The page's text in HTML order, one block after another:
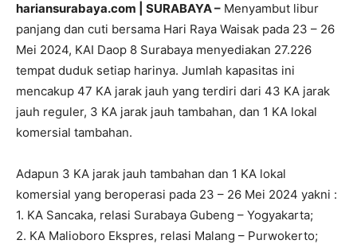
hariansurabaya.com | SURABAYA – Menyambut libur
panjang dan cuti bersama Hari Raya Waisak pada 23 – 26
Mei 2024, KAI Daop 8 Surabaya menyediakan 27.226
tempat duduk setiap harinya. Jumlah kapasitas ini
mencakup 47 KA jarak jauh yang terdiri dari 43 KA jarak
jauh reguler, 3 KA jarak jauh tambahan, dan 1 KA lokal
komersial tambahan.
Adapun 3 KA jarak jauh tambahan dan 1 KA lokal
komersial yang beroperasi pada 23 – 26 Mei 2024 yakni :
1. KA Sancaka, relasi Surabaya Gubeng – Yogyakarta;
2. KA Malioboro Ekspres, relasi Malang – Purwokerto;